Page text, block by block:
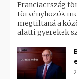
Franciaország
törvényhozók
megtiltaná a
alatti gyerekek